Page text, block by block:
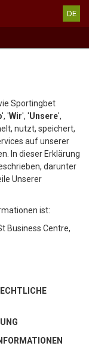
DE
Sportingbet
', 'Wir', 'Unsere',
nutzt, speichert,
auf unserer
In dieser Erklärung
darunter
Unserer
ist:
Business Centre,